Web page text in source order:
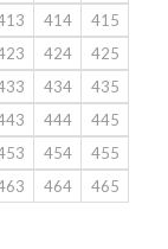
414
415
424
425
434
435
444
445
454
455
464
465